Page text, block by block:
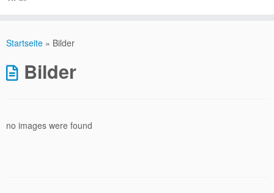
Startseite » Bilder
Bilder
no images were found